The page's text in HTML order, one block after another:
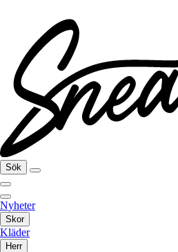
Sök
Nyheter
Skor
Kläder
Herr